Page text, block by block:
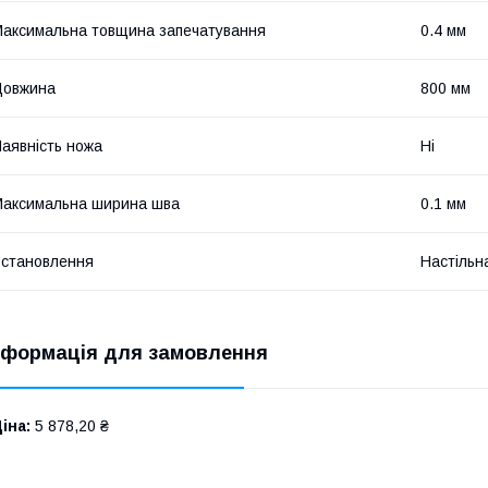
товщина запечатування 0.4 мм
800 мм
ножа Ні
ширина шва 0.1 мм
для замовлення
5 878,20 ₴